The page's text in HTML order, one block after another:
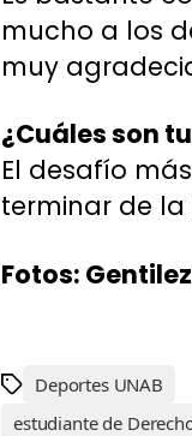
mucho a los
muy
¿Cuáles son
El desafío
terminar de la
Fotos:
Deportes UNAB
estudiante de